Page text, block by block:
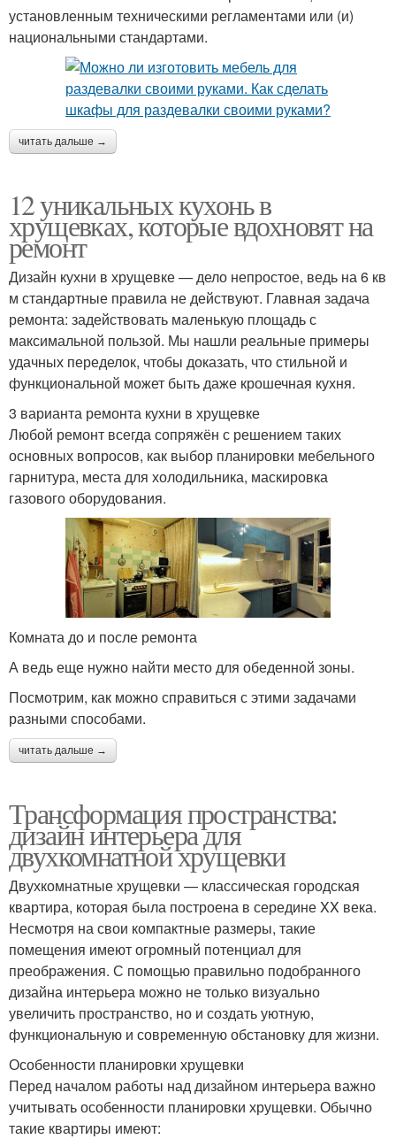
установленным техническими регламентами или (и)
национальными стандартами.
читать дальше →
12 уникальных кухонь в
хрущевках, которые вдохновят на
ремонт
Дизайн кухни в хрущевке — дело непростое, ведь на 6 кв
м стандартные правила не действуют. Главная задача
ремонта: задействовать маленькую площадь с
максимальной пользой. Мы нашли реальные примеры
удачных переделок, чтобы доказать, что стильной и
функциональной может быть даже крошечная кухня.
3 варианта ремонта кухни в хрущевке
Любой ремонт всегда сопряжён с решением таких
основных вопросов, как выбор планировки мебельного
гарнитура, места для холодильника, маскировка
газового оборудования.
Комната до и после ремонта
А ведь еще нужно найти место для обеденной зоны.
Посмотрим, как можно справиться с этими задачами
разными способами.
читать дальше →
Трансформация пространства:
дизайн интерьера для
двухкомнатной хрущевки
Двухкомнатные хрущевки — классическая городская
квартира, которая была построена в середине XX века.
Несмотря на свои компактные размеры, такие
помещения имеют огромный потенциал для
преображения. С помощью правильно подобранного
дизайна интерьера можно не только визуально
увеличить пространство, но и создать уютную,
функциональную и современную обстановку для жизни.
Особенности планировки хрущевки
Перед началом работы над дизайном интерьера важно
учитывать особенности планировки хрущевки. Обычно
такие квартиры имеют: